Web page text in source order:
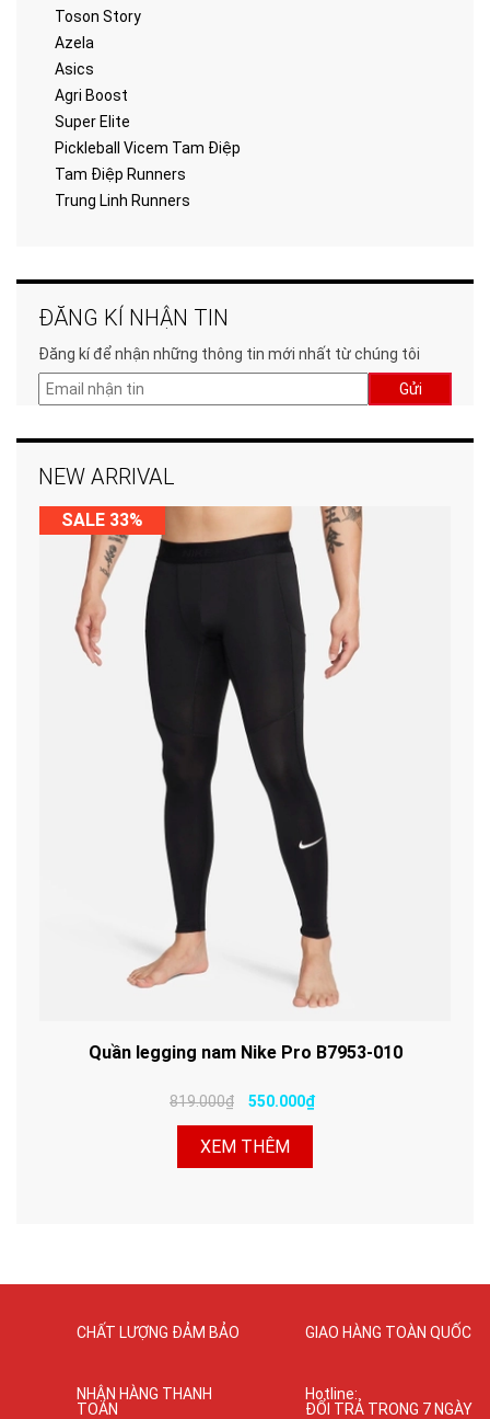
Toson Story
Azela
Asics
Agri Boost
Super Elite
Pickleball Vicem Tam Điệp
Tam Điệp Runners
Trung Linh Runners
ĐĂNG KÍ NHẬN TIN
Đăng kí để nhận những thông tin mới nhất từ chúng tôi
Gửi
NEW ARRIVAL
SALE 33%
Quần legging nam Nike Pro B7953-010
819.000₫ 550.000₫
XEM THÊM
CHẤT LƯỢNG ĐẢM BẢO GIAO HÀNG TOÀN QUỐC
NHẬN HÀNG THANH
TOÁN
Hotline:
ĐỔI TRẢ TRONG 7 NGÀY